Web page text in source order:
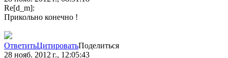
Re[d_m]:
Прикольно конечно !
ОтветитьЦитироватьПоделиться
28 нояб. 2012 г., 12:05:43